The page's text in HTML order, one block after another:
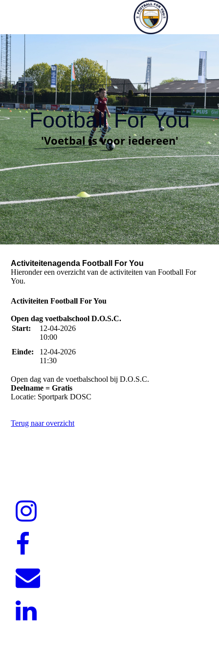
Football For You
'Voetbal is voor iedereen'
Activiteitenagenda Football For You
Hieronder een overzicht van de activiteiten van Football For
You.
Activiteiten Football For You
Open dag voetbalschool D.O.S.C.
Start:
12-04-2026
10:00
Einde:
12-04-2026
11:30
Open dag van de voetbalschool bij D.O.S.C.
Deelname = Gratis
Locatie: Sportpark DOSC
Terug naar overzicht